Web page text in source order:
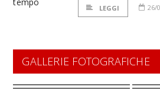
LEGGI 26/
GALLERIE FOTOGRAFICHE